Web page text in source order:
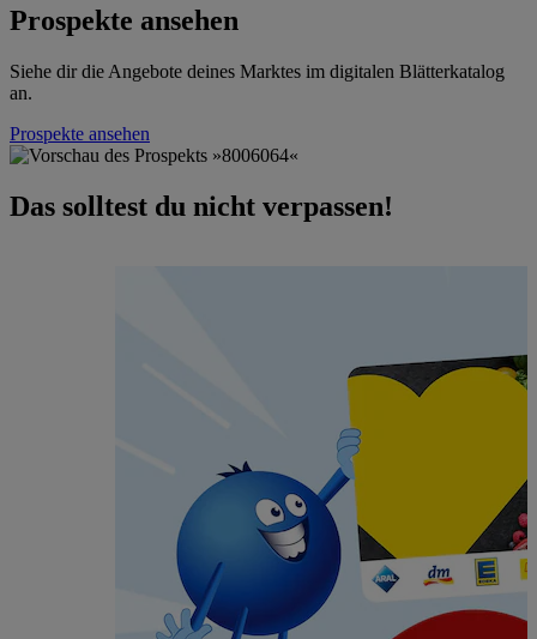
Prospekte ansehen
Siehe dir die Angebote deines Marktes im digitalen Blätterkatalog
an.
Prospekte ansehen
Das solltest du nicht verpassen!